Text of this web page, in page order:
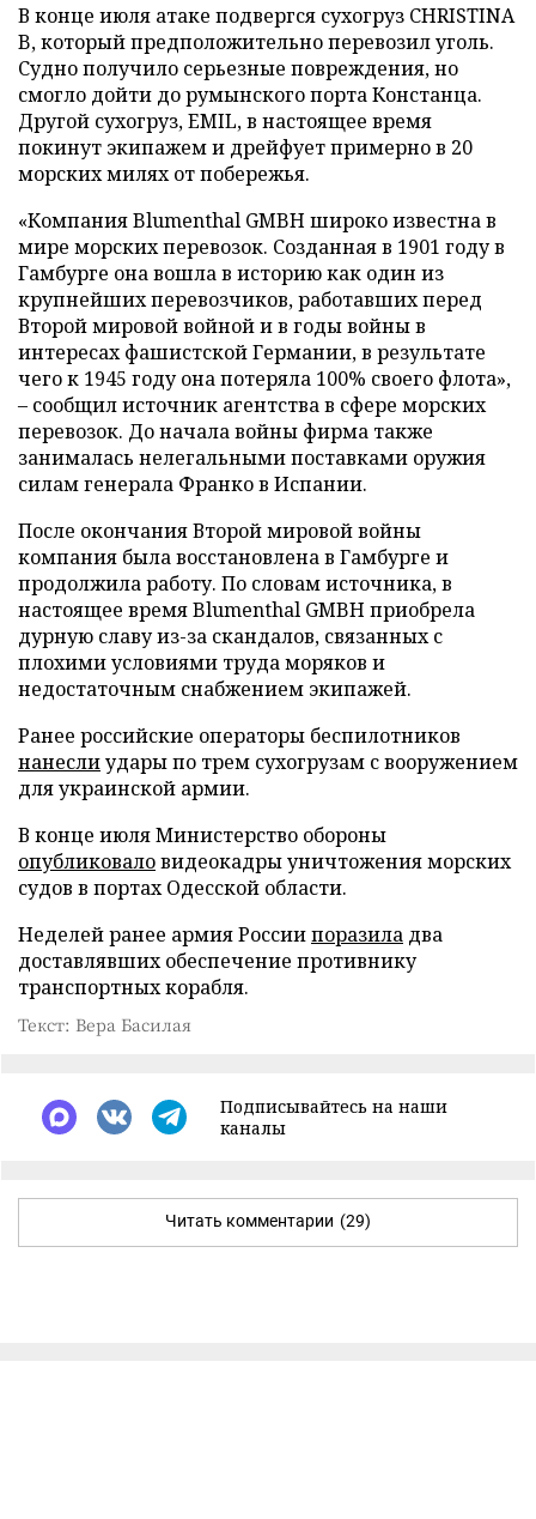
В конце июля атаке подвергся сухогруз CHRISTINA
B, который предположительно перевозил уголь.
Судно получило серьезные повреждения, но
смогло дойти до румынского порта Констанца.
Другой сухогруз, EMIL, в настоящее время
покинут экипажем и дрейфует примерно в 20
морских милях от побережья.
«Компания Blumenthal GMBH широко известна в
мире морских перевозок. Созданная в 1901 году в
Гамбурге она вошла в историю как один из
крупнейших перевозчиков, работавших перед
Второй мировой войной и в годы войны в
интересах фашистской Германии, в результате
чего к 1945 году она потеряла 100% своего флота»,
– сообщил источник агентства в сфере морских
перевозок. До начала войны фирма также
занималась нелегальными поставками оружия
силам генерала Франко в Испании.
После окончания Второй мировой войны
компания была восстановлена в Гамбурге и
продолжила работу. По словам источника, в
настоящее время Blumenthal GMBH приобрела
дурную славу из-за скандалов, связанных с
плохими условиями труда моряков и
недостаточным снабжением экипажей.
Ранее российские операторы беспилотников
нанеслиудары по трем сухогрузам с вооружением
для украинской армии.
В конце июля Министерство обороны
опубликоваловидеокадры уничтожения морских
судов в портах Одесской области.
Неделей ранее армия Россиипоразила два
доставлявших обеспечение противнику
транспортных корабля.
Текст: Вера Басилая
Подписывайтесь на наши
каналы
Читать комментарии (29)